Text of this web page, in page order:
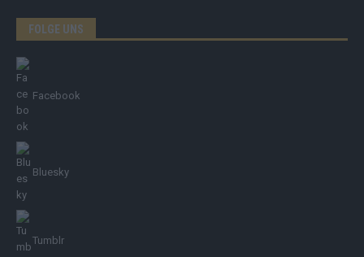
FOLGE UNS
Facebook
Bluesky
Tumblr